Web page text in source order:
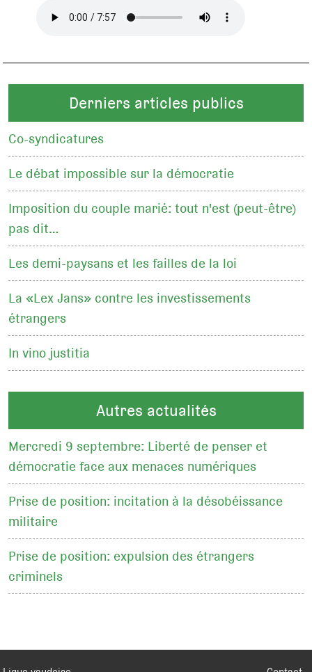
Derniers articles publics
Co-syndicatures
Le débat impossible sur la démocratie
Imposition du couple marié: tout n'est (peut-être)
pas dit…
Les demi-paysans et les failles de la loi
La «Lex Jans» contre les investissements
étrangers
In vino justitia
Autres actualités
Mercredi 9 septembre: Liberté de penser et
démocratie face aux menaces numériques
Prise de position: incitation à la désobéissance
militaire
Prise de position: expulsion des étrangers
criminels